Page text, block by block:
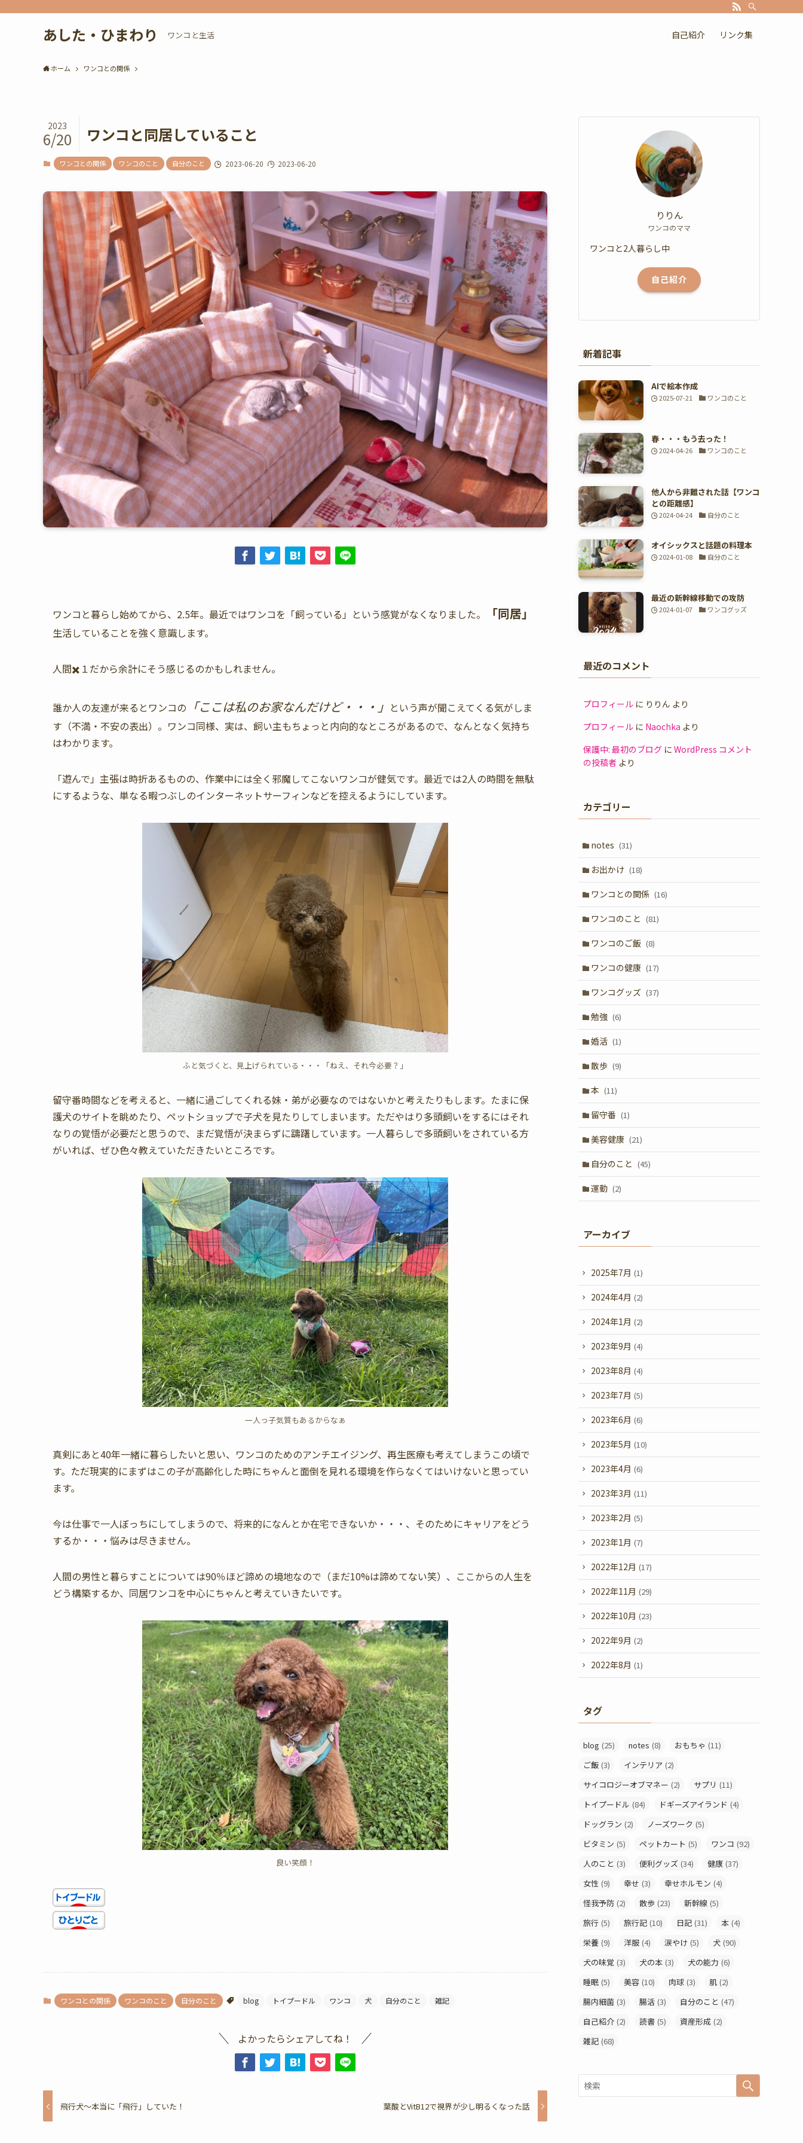
あした・ひまわり ワンコと生活 自己紹介 リンク集
ホーム ワンコとの関係
ワンコと同居していること
2023
6/20
ワンコとの関係 ワンコのこと 自分のこと 2023-06-20 2023-06-20
ワンコと暮らし始めてから、2.5年。最近ではワンコを「飼っている」という感覚がなくなりました。 「同居」
生活していることを強く意識します。
人間✖️１だから余計にそう感じるのかもしれません。
誰か人の友達が来るとワンコの 「ここは私のお家なんだけど・・・」 という声が聞こえてくる気がしま
す（不満・不安の表出）。ワンコ同様、実は、飼い主もちょっと内向的なところがあるので、なんとなく気持ち
はわかります。
「遊んで」主張は時折あるものの、作業中には全く邪魔してこないワンコが健気です。最近では2人の時間を無駄
にするような、単なる暇つぶしのインターネットサーフィンなどを控えるようにしています。
ふと気づくと、見上げられている・・・「ねえ、それ今必要？」
留守番時間などを考えると、一緒に過ごしてくれる妹・弟が必要なのではないかと考えたりもします。たまに保
護犬のサイトを眺めたり、ペットショップで子犬を見たりしてしまいます。ただやはり多頭飼いをするにはそれ
なりの覚悟が必要だと思うので、まだ覚悟が決まらずに躊躇しています。一人暮らしで多頭飼いをされている方
がいれば、ぜひ色々教えていただきたいところです。
一人っ子気質もあるからなぁ
真剣にあと40年一緒に暮らしたいと思い、ワンコのためのアンチエイジング、再生医療も考えてしまうこの頃で
す。ただ現実的にまずはこの子が高齢化した時にちゃんと面倒を見れる環境を作らなくてはいけないと思ってい
ます。
今は仕事で一人ぼっちにしてしまうので、将来的になんとか在宅できないか・・・、そのためにキャリアをどう
するか・・・悩みは尽きません。
人間の男性と暮らすことについては90％ほど諦めの境地なので（まだ10%は諦めてない笑）、ここからの人生を
どう構築するか、同居ワンコを中心にちゃんと考えていきたいです。
良い笑顔！
ワンコとの関係 ワンコのこと 自分のこと blog トイプードル ワンコ 犬 自分のこと 雑記
よかったらシェアしてね！
飛行犬〜本当に「飛行」していた！ 葉酸とVitB12で視界が少し明るくなった話
りりん
ワンコのママ
ワンコと2人暮らし中
自己紹介
新着記事
AIで絵本作成
2025-07-21 ワンコのこと
春・・・もう去った！
2024-04-26 ワンコのこと
他人から非難された話【ワンコ
との距離感】
2024-04-24 自分のこと
オイシックスと話題の料理本
2024-01-08 自分のこと
最近の新幹線移動での攻防
2024-01-07 ワンコグッズ
最近のコメント
プロフィール に りりん より
プロフィール に Naochka より
保護中: 最初のブログ に WordPress コメント
の投稿者 より
カテゴリー
notes (31)
お出かけ (18)
ワンコとの関係 (16)
ワンコのこと (81)
ワンコのご飯 (8)
ワンコの健康 (17)
ワンコグッズ (37)
勉強 (6)
婚活 (1)
散歩 (9)
本 (11)
留守番 (1)
美容健康 (21)
自分のこと (45)
運動 (2)
アーカイブ
2025年7月 (1)
2024年4月 (2)
2024年1月 (2)
2023年9月 (4)
2023年8月 (4)
2023年7月 (5)
2023年6月 (6)
2023年5月 (10)
2023年4月 (6)
2023年3月 (11)
2023年2月 (5)
2023年1月 (7)
2022年12月 (17)
2022年11月 (29)
2022年10月 (23)
2022年9月 (2)
2022年8月 (1)
タグ
blog (25) notes (8) おもちゃ (11)
ご飯 (3) インテリア (2)
サイコロジーオブマネー (2) サプリ (11)
トイプードル (84) ドギーズアイランド (4)
ドッグラン (2) ノーズワーク (5)
ビタミン (5) ペットカート (5) ワンコ (92)
人のこと (3) 便利グッズ (34) 健康 (37)
女性 (9) 幸せ (3) 幸せホルモン (4)
怪我予防 (2) 散歩 (23) 新幹線 (5)
旅行 (5) 旅行記 (10) 日記 (31) 本 (4)
栄養 (9) 洋服 (4) 涙やけ (5) 犬 (90)
犬の味覚 (3) 犬の本 (3) 犬の能力 (6)
睡眠 (5) 美容 (10) 肉球 (3) 肌 (2)
腸内細菌 (3) 腸活 (3) 自分のこと (47)
自己紹介 (2) 読書 (5) 資産形成 (2)
雑記 (68)